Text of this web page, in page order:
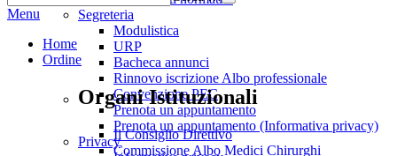
Menu
Home
Ordine
Organi Istituzionali
Il Consiglio Direttivo
Commissione Albo Medici Chirurghi
Segreteria
Modulistica
URP
Bacheca annunci
Rinnovo iscrizione Albo professionale
Convenzione PEC
Prenota un appuntamento
Prenota un appuntamento (Informativa privacy)
Privacy